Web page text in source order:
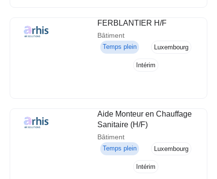
FERBLANTIER H/F
Bâtiment
Temps plein Luxembourg
Intérim
Aide Monteur en Chauffage
Sanitaire (H/F)
Bâtiment
Temps plein Luxembourg
Intérim